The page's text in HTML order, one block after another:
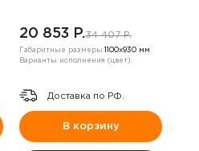
20 853 P.34 407 P.
Габаритные размеры: 1100х930 мм
Варианты исполнения (цвет):
Доставка по РФ.
В корзину